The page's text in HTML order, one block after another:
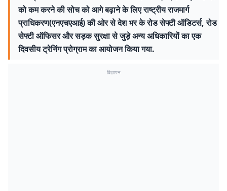
को कम करने की सोच को आगे बढ़ाने के लिए राष्ट्रीय राजमार्ग
प्राधिकरण(एनएचएआई) की ओर से देश भर के रोड सेफ्टी ऑडिटर्स, रोड
सेफ्टी ऑफिसर और सड़क सुरक्षा से जुड़े अन्य अधिकारियों का एक
दिवसीय ट्रेनिंग प्रोग्राम का आयोजन किया गया.
विज्ञापन